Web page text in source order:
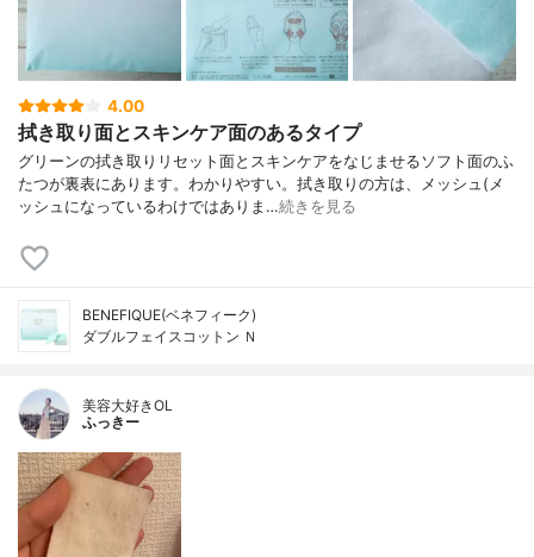
4.00
拭き取り面とスキンケア面のあるタイプ
グリーンの拭き取りリセット面とスキンケアをなじませるソフト面のふ
たつが裏表にあります。わかりやすい。拭き取りの方は、メッシュ(メ
ッシュになっているわけではありま…続きを見る
BENEFIQUE(ベネフィーク)
ダブルフェイスコットン Ｎ
美容大好きOL
ふっきー